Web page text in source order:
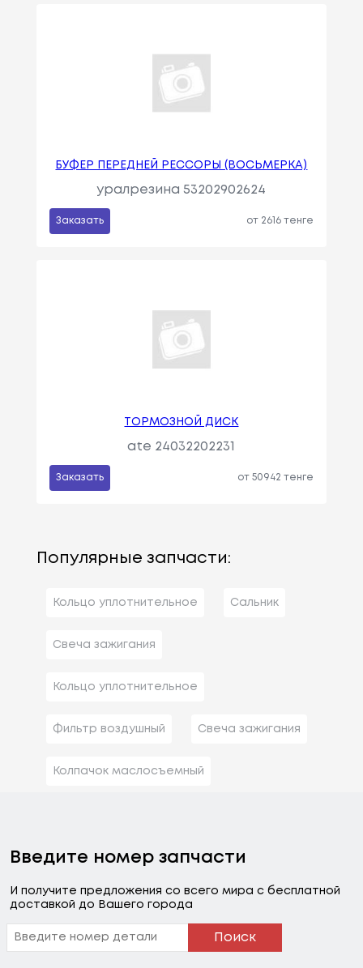
БУФЕР ПЕРЕДНЕЙ РЕССОРЫ (ВОСЬМЕРКА)
уралрезина 53202902624
Заказать от 2616 тенге
ТОРМОЗНОЙ ДИСК
ate 24032202231
Заказать от 50942 тенге
Популярные запчасти:
Кольцо уплотнительное Сальник
Свеча зажигания
Кольцо уплотнительное
Фильтр воздушный Свеча зажигания
Колпачок маслосъемный
Введите номер запчасти
И получите предложения со всего мира с бесплатной
доставкой до Вашего города
Поиск